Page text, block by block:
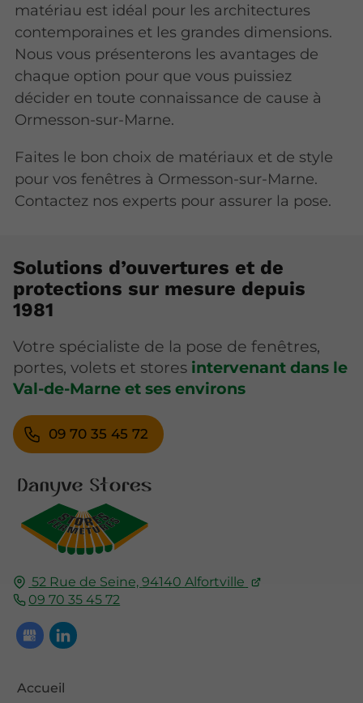
matériau est idéal pour les architectures
contemporaines et les grandes dimensions.
Nous vous présenterons les avantages de
chaque option pour que vous puissiez
décider en toute connaissance de cause à
Ormesson-sur-Marne.
Faites le bon choix de matériaux et de style
pour vos fenêtres à Ormesson-sur-Marne.
Contactez nos experts pour assurer la pose.
52 Rue de Seine,94140 Alfortville
09 70 35 45 72
Accueil
Solutions d’ouvertures et de
protections sur mesure depuis
1981
Votre spécialiste de la pose de fenêtres,
portes, volets et stores intervenant dans le
Val-de-Marne et ses environs
09 70 35 45 72